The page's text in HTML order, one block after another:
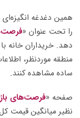
همین دغدغه
را تحت عنوان «
دهد. خریداران خانه
منطقه موردنظر،
ساده مشاهده کنند.
صفحه «فرصت‌های
نظیر میانگین قیمت